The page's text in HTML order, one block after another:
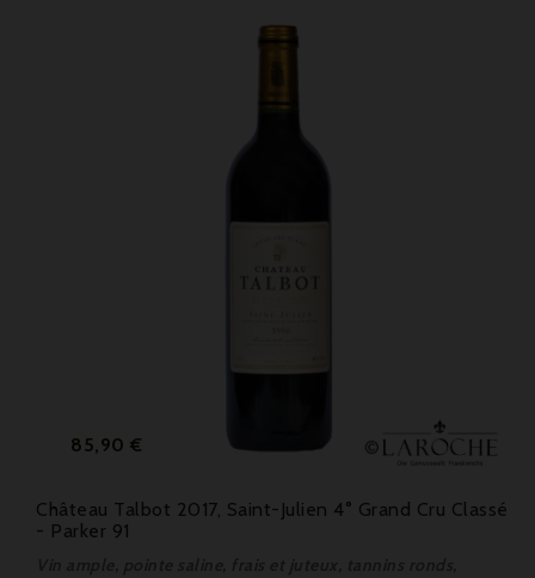
Prix
85,90 €
Château Talbot 2017, Saint-Julien 4° Grand Cru Classé
- Parker 91